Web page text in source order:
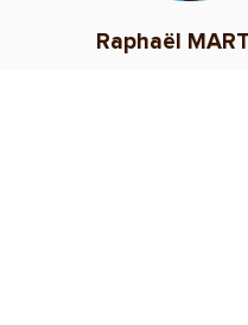
Raphaël